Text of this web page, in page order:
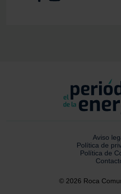
Aviso
Política de
Política de
© 2026 Roca